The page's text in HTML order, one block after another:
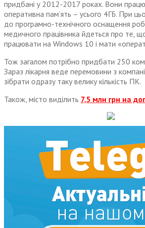
придбані у 2012-2017 роках. Вони
оперативна пам’ять – усього 4ГБ. При
до програмно-технічного оснащення
медичного працівника йдеться про те,
працювати на Windows 10 і мати
Тож загалом потрібно придбати 250
Зараз лікарня веде перемовини з
зібрати одразу таку велику кількість ПК.
Також, місто виділить 7,5 млн грн на